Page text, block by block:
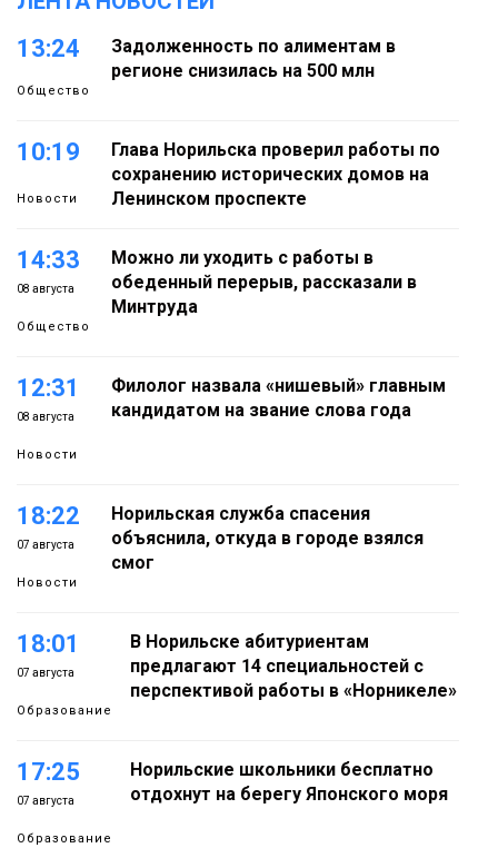
13:24
Общество
Задолженность по алиментам в
регионе снизилась на 500 млн
10:19
Новости
Глава Норильска проверил работы по
сохранению исторических домов на
Ленинском проспекте
14:33
08 августа
Общество
Можно ли уходить с работы в
обеденный перерыв, рассказали в
Минтруда
12:31
08 августа
Новости
Филолог назвала «нишевый» главным
кандидатом на звание слова года
18:22
07 августа
Новости
Норильская служба спасения
объяснила, откуда в городе взялся
смог
18:01
07 августа
Образование
В Норильске абитуриентам
предлагают 14 специальностей с
перспективой работы в «Норникеле»
17:25
07 августа
Образование
Норильские школьники бесплатно
отдохнут на берегу Японского моря